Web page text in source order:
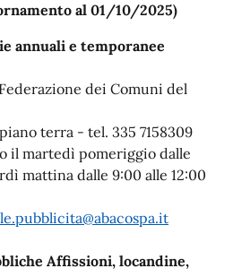
al 01/10/2025)
annuali e temporanee
dei Comuni del
terra - tel. 335 7158309
il martedì pomeriggio dalle
mattina dalle 9:00 alle 12:00
Affissioni, locandine,